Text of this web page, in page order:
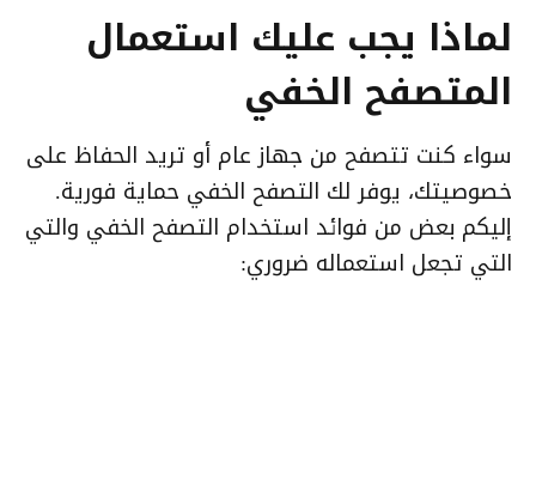
لماذا يجب عليك استعمال
المتصفح الخفي
سواء كنت تتصفح من جهاز عام أو تريد الحفاظ على
خصوصيتك، يوفر لك التصفح الخفي حماية فورية.
إليكم بعض من فوائد استخدام التصفح الخفي والتي
التي تجعل استعماله ضروري: